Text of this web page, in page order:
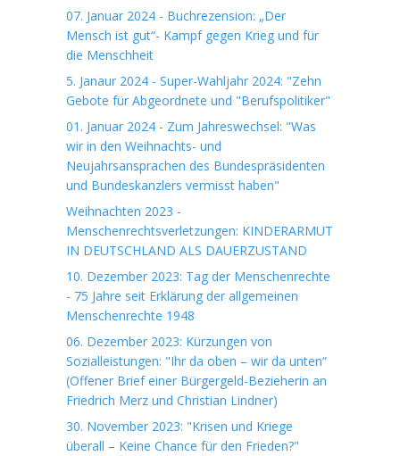
07. Januar 2024 - Buchrezension: „Der
Mensch ist gut“- Kampf gegen Krieg und für
die Menschheit
5. Janaur 2024 - Super-Wahljahr 2024: "Zehn
Gebote für Abgeordnete und "Berufspolitiker"
01. Januar 2024 - Zum Jahreswechsel: "Was
wir in den Weihnachts- und
Neujahrsansprachen des Bundespräsidenten
und Bundeskanzlers vermisst haben"
Weihnachten 2023 -
Menschenrechtsverletzungen: KINDERARMUT
IN DEUTSCHLAND ALS DAUERZUSTAND
10. Dezember 2023: Tag der Menschenrechte
- 75 Jahre seit Erklärung der allgemeinen
Menschenrechte 1948
06. Dezember 2023: Kürzungen von
Sozialleistungen: "Ihr da oben – wir da unten“
(Offener Brief einer Bürgergeld-Bezieherin an
Friedrich Merz und Christian Lindner)
30. November 2023: "Krisen und Kriege
überall – Keine Chance für den Frieden?"